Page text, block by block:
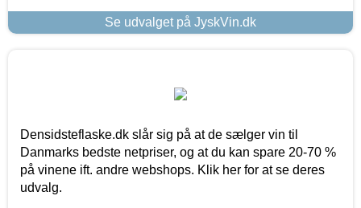
Se udvalget på JyskVin.dk
Densidsteflaske.dk slår sig på at de sælger vin til
Danmarks bedste netpriser, og at du kan spare 20-70 %
på vinene ift. andre webshops. Klik her for at se deres
udvalg.